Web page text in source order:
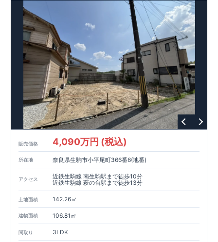
販売価格 4,090万円 (税込)
所在地 奈良県生駒市小平尾町366番6(地番)
アクセス
近鉄生駒線 南生駒駅まで徒歩10分
近鉄生駒線 萩の台駅まで徒歩13分
土地面積 142.26㎡
建物面積 106.81㎡
間取り 3LDK